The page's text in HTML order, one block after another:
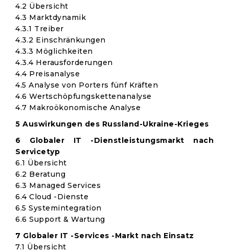
4.2 Übersicht
4.3 Marktdynamik
4.3.1 Treiber
4.3.2 Einschränkungen
4.3.3 Möglichkeiten
4.3.4 Herausforderungen
4.4 Preisanalyse
4.5 Analyse von Porters fünf Kräften
4.6 Wertschöpfungskettenanalyse
4.7 Makroökonomische Analyse
5 Auswirkungen des Russland-Ukraine-Krieges
6 Globaler IT -Dienstleistungsmarkt nach
Servicetyp
6.1 Übersicht
6.2 Beratung
6.3 Managed Services
6.4 Cloud -Dienste
6.5 Systemintegration
6.6 Support & Wartung
7 Globaler IT -Services -Markt nach Einsatz
7.1 Übersicht